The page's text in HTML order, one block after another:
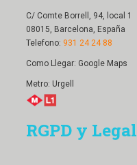
C/ Comte Borrell, 94, local 1
08015, Barcelona, España
Telefono: 931 24 24 88
Como Llegar: Google Maps
Metro: Urgell
RGPD y Legal